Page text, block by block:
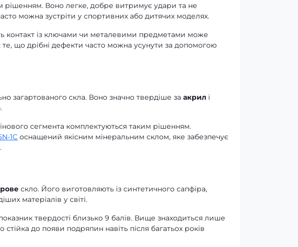
рішенням. Воно легке, добре витримує удари та не
можна зустріти у спортивних або дитячих моделях.
контакт із ключами чи металевими предметами може
що дрібні дефекти часто можна усунути за допомогою
загартованого скла. Воно значно твердіше за акрил і
сегмента комплектуються таким рішенням.
1C оснащений якісним мінеральним склом, яке забезпечує
скло. Його виготовляють із синтетичного сапфіра,
матеріалів у світі.
твердості близько 9 балів. Вище знаходиться лише
до появи подряпин навіть після багатьох років